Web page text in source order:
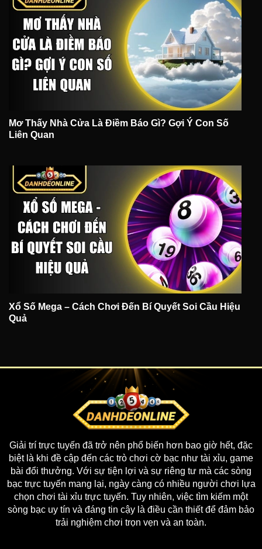
Mơ Thấy Nhà Cửa Là Điềm Báo Gì? Gợi Ý Con Số
Liên Quan
Xổ Số Mega – Cách Chơi Đến Bí Quyết Soi Cầu Hiệu
Quả
Giải trí trực tuyến đã trở nên phổ biến hơn bao giờ hết, đặc
biệt là khi đề cập đến các trò chơi cờ bạc như tài xỉu, game
bài đổi thưởng. Với sự tiện lợi và sự riêng tư mà các sòng
bạc trực tuyến mang lại, ngày càng có nhiều người chơi lựa
chọn chơi tài xỉu trực tuyến. Tuy nhiên, việc tìm kiếm một
sòng bạc uy tín và đáng tin cậy là điều cần thiết để đảm bảo
trải nghiệm chơi trọn vẹn và an toàn.